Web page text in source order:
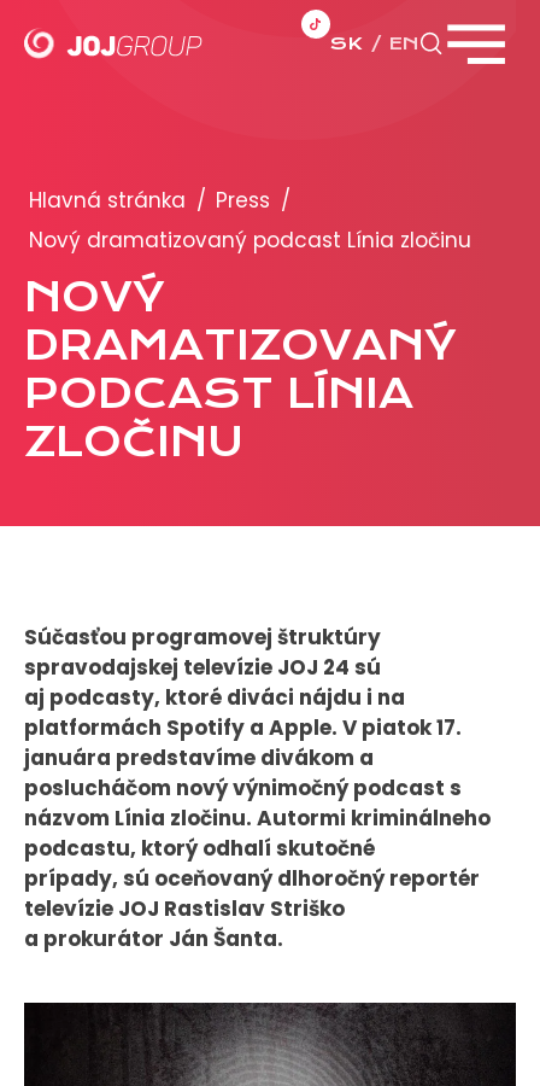
SK EN
Brandy
Produkty
PRODUKCIA
REKLAMA
Viac o reklamných formátoch
Obchodné podmienky
O NÁS
Tím
Kariéra
PRESS
Tlačové správy
B2B Rozhovory
VEREJNÉ VYSIELANIE MS 2026
Hlavná stránka / Press /
Nový dramatizovaný podcast Línia zločinu
NOVÝ
DRAMATIZOVANÝ
PODCAST LÍNIA
ZLOČINU
Súčasťou programovej štruktúry
spravodajskej televízie JOJ 24 sú
aj podcasty, ktoré diváci nájdu i na
platformách Spotify a Apple. V piatok 17.
januára predstavíme divákom a
poslucháčom nový výnimočný podcast s
názvom Línia zločinu. Autormi kriminálneho
podcastu, ktorý odhalí skutočné
prípady, sú oceňovaný dlhoročný reportér
televízie JOJ Rastislav Striško
a prokurátor Ján Šanta.